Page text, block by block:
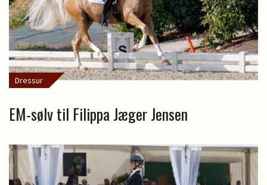
Dressur
EM-sølv til Filippa Jæger Jensen